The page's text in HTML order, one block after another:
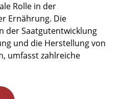
Rolle in der
Ernährung. Die
der Saatgutentwicklung
und die Herstellung von
umfasst zahlreiche